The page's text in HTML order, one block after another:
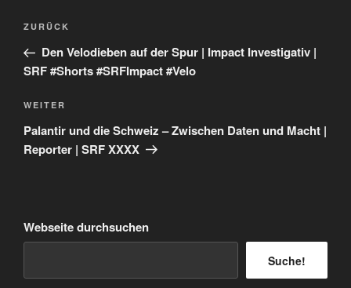
Beitragsnavigation
Vorheriger
Beitrag
ZURÜCK
Den Velodieben auf der Spur | Impact Investigativ |
SRF #Shorts #SRFImpact #Velo
Nächster
Beitrag
WEITER
Palantir und die Schweiz – Zwischen Daten und Macht |
Reporter | SRF XXXX
Webseite durchsuchen
Suche!